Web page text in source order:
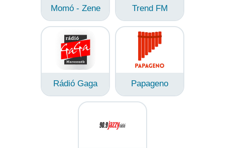
Momó - Zene Trend FM
Rádió Gaga Papageno